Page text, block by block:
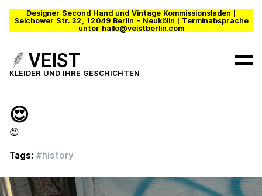
Designer Second Hand und Vintage Kommissionsladen |
Selchower Str. 32, 12049 Berlin - Neukölln | Terminabsprache
unter hallo@veistberlin.com
VEIST
KLEIDER UND IHRE GESCHICHTEN
😍
😍
Tags: # history